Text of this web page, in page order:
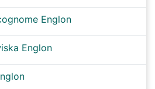
Englon
Englon